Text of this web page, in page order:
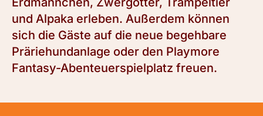
und Alpaka erleben. Außerdem können
sich die Gäste auf die neue begehbare
Präriehundanlage oder den Playmore
Fantasy-Abenteuerspielplatz freuen.